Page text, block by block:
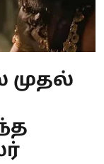
முதல்